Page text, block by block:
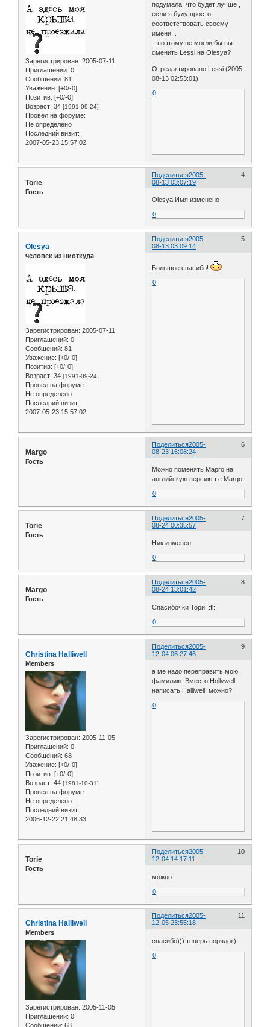
Зарегистрирован: 2005-07-11
Приглашений: 0
Сообщений: 81
Уважение: [+0/-0]
Позитив: [+0/-0]
Возраст: 34 [1991-09-24]
Провел на форуме:
Не определено
Последний визит:
2007-05-23 15:57:02
подумала, что будет лучше ,
если я буду просто
соответствовать своему
имени...
...поэтому не могли бы вы
сменить Lessi на Olesya?
Отредактировано Lessi (2005-
08-13 02:53:01)
0
Поделиться 4
2005-
08-13 03:07:19
Torie
Гость
Olesya Имя изменено
0
Поделиться 5
2005-
08-13 03:09:14
Olesya
человек из ниоткуда
Зарегистрирован: 2005-07-11
Приглашений: 0
Сообщений: 81
Уважение: [+0/-0]
Позитив: [+0/-0]
Возраст: 34 [1991-09-24]
Провел на форуме:
Не определено
Последний визит:
2007-05-23 15:57:02
Большое спасибо!
0
Поделиться 6
2005-
08-23 16:08:24
Margo
Гость
Можно поменять Марго на
английскую версию т.е Margo.
0
Поделиться 7
2005-
08-24 00:35:57
Torie
Гость
Ник изменен
0
Поделиться 8
2005-
08-24 13:01:42
Margo
Гость
Спасибочки Тори. :fl:
0
Поделиться 9
2005-
12-04 06:27:46
Christina Halliwell
Members
Зарегистрирован: 2005-11-05
Приглашений: 0
Сообщений: 68
Уважение: [+0/-0]
Позитив: [+0/-0]
Возраст: 44 [1981-10-31]
Провел на форуме:
Не определено
Последний визит:
2006-12-22 21:48:33
а ме надо переправить мою
фамилию. Вместо Hollywell
написать Halliwell, можно?
0
Поделиться 10
2005-
12-04 14:17:11
Torie
Гость
можно
0
Поделиться 11
2005-
12-05 23:55:18
Christina Halliwell
Members
Зарегистрирован: 2005-11-05
Приглашений: 0
Сообщений: 68
cпасибо))) теперь порядок)
0